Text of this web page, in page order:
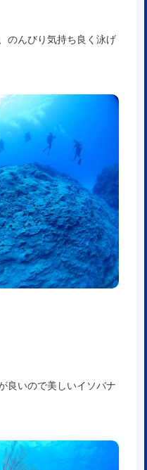
のんびり気持ち良く泳げ
良いので美しいイソバナ